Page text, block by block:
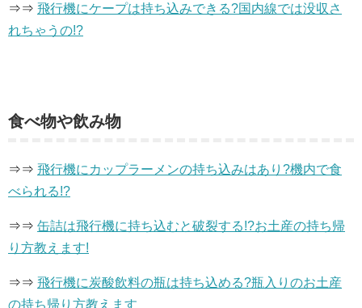
⇒⇒ 飛行機にケープは持ち込みできる?国内線では没収さ
れちゃうの!?
食べ物や飲み物
⇒⇒ 飛行機にカップラーメンの持ち込みはあり?機内で食
べられる!?
⇒⇒ 缶詰は飛行機に持ち込むと破裂する!?お土産の持ち帰
り方教えます!
⇒⇒ 飛行機に炭酸飲料の瓶は持ち込める?瓶入りのお土産
の持ち帰り方教えます